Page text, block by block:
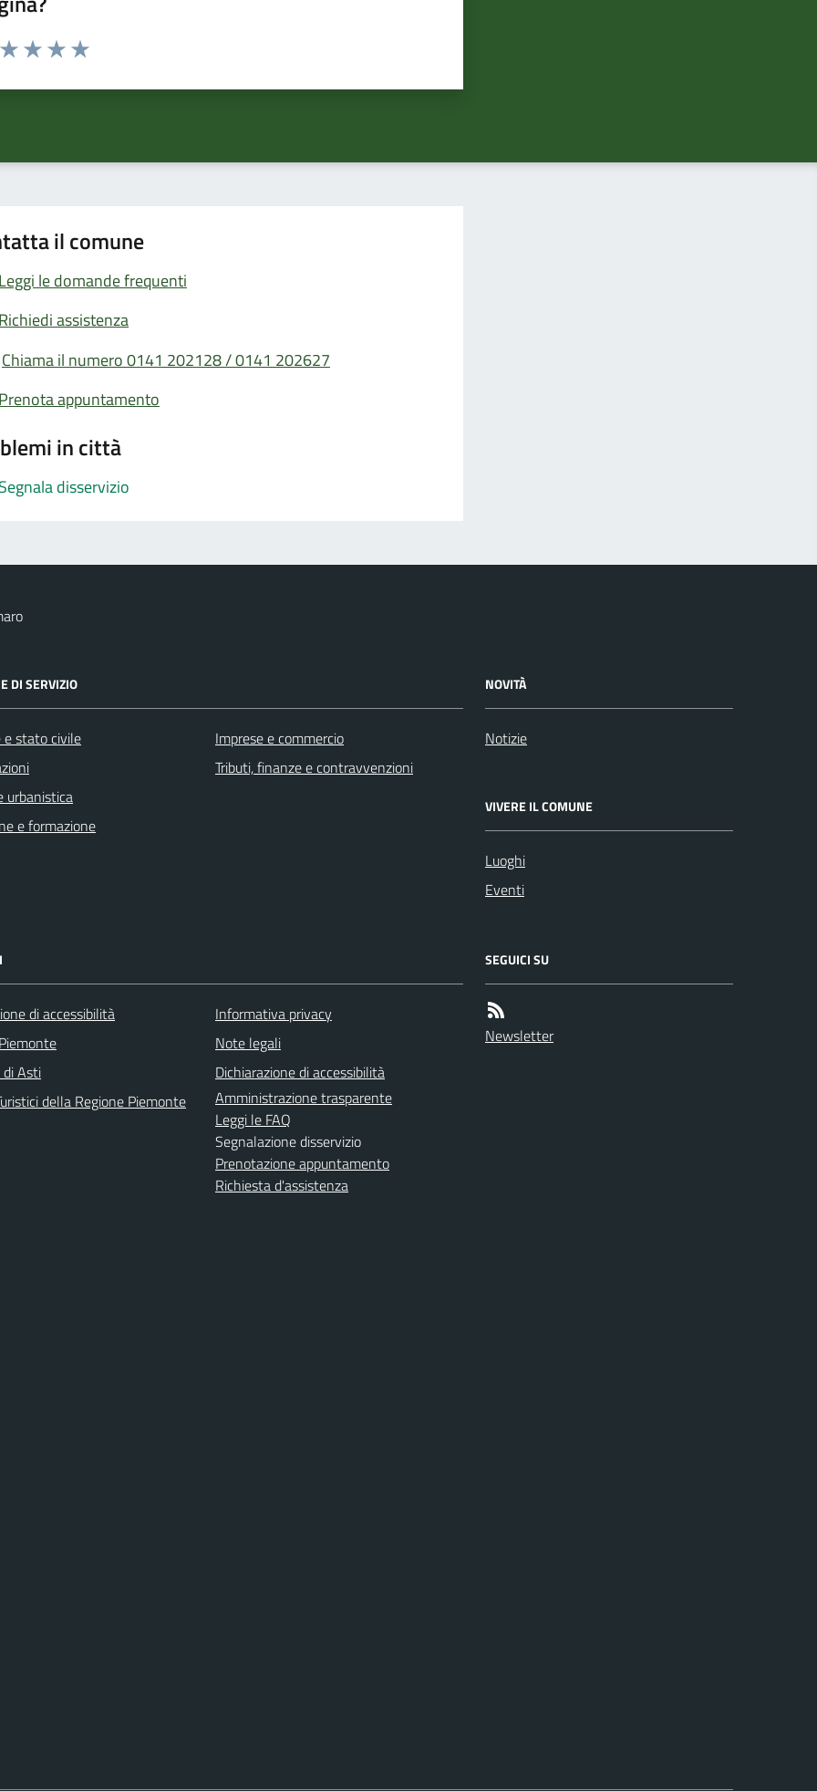
da 1 a 5 stelle la pagina
il comune
Leggi le domande frequenti
Richiedi assistenza
Chiama il numero 0141 202128 / 0141 202627
Prenota appuntamento
in città
Segnala disservizio
DI SERVIZIO
e stato civile
urbanistica
e formazione
Imprese e commercio
Tributi, finanze e contravvenzioni
NOVITÀ
Notizie
VIVERE IL COMUNE
Luoghi
Eventi
di accessibilità
di Asti
della Regione Piemonte
Informativa privacy
Note legali
Dichiarazione di accessibilità
Amministrazione trasparente
Leggi le FAQ
Segnalazione disservizio
Prenotazione appuntamento
Richiesta d'assistenza
SEGUICI SU
Newsletter